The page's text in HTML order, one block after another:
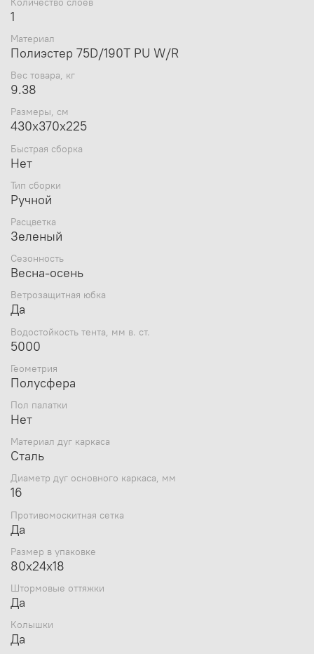
* Внимание!. Цвет палатки может отличаться от
представленного на фото.
1
Материал
Полиэстер 75D/190T PU W/R
Вес товара, кг
9.38
Размеры, см
430x370x225
Быстрая сборка
Нет
Тип сборки
Ручной
Расцветка
Зеленый
Сезонность
Весна-осень
Ветрозащитная юбка
Да
Водостойкость тента, мм в. ст.
5000
Геометрия
Полусфера
Пол палатки
Нет
Материал дуг каркаса
Сталь
Диаметр дуг основного каркаса, мм
16
Противомоскитная сетка
Да
Размер в упаковке
80x24x18
Штормовые оттяжки
Да
Колышки
Да